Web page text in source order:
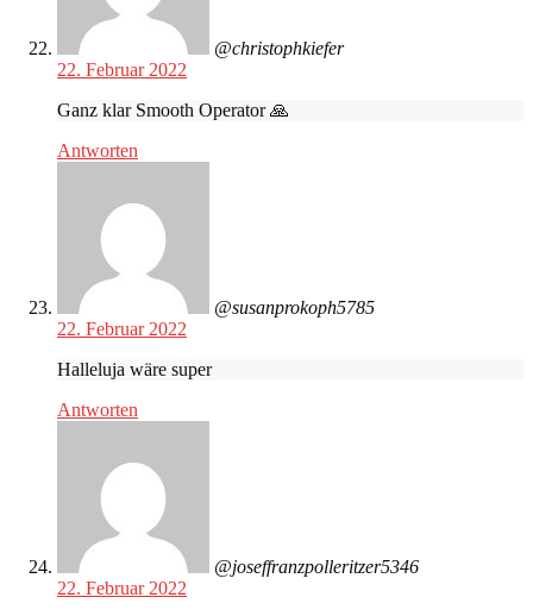
@christophkiefer
22. Februar 2022
Ganz klar Smooth Operator 🙏
Antworten
@susanprokoph5785
22. Februar 2022
Halleluja wäre super
Antworten
@joseffranzpolleritzer5346
22. Februar 2022